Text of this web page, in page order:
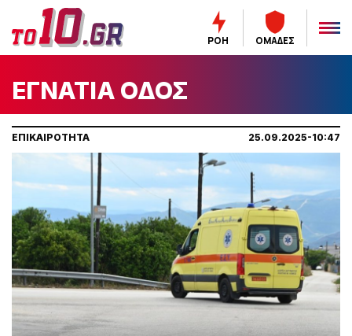
ΡΟΗ ΟΜΑΔΕΣ
ΕΓΝΑΤΙΑ ΟΔΟΣ
ΕΠΙΚΑΙΡΟΤΗΤΑ 25.09.2025-10:47